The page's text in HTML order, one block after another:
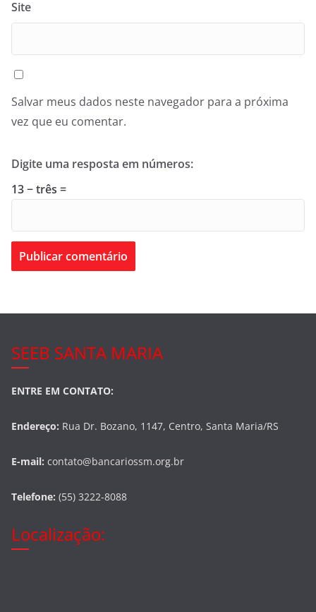
Site
Salvar meus dados neste navegador para a próxima
vez que eu comentar.
Digite uma resposta em números:
13 − três =
SEEB SANTA MARIA
ENTRE EM CONTATO:
Endereço: Rua Dr. Bozano, 1147, Centro, Santa Maria/RS
E-mail: contato@bancariossm.org.br
Telefone: (55) 3222-8088
Localização: